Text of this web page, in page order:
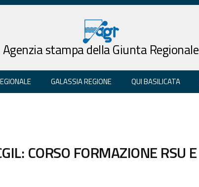
Agenzia stampa della Giunta Regionale
GALASSIA REGIONE QUI BASILICATA
CORSO FORMAZIONE RSU E